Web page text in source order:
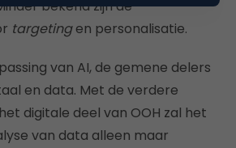
bekend zijn de
targetingen personalisatie.
van AI, de gemene delers
en data. Met de verdere
digitale deel van OOH zal het
van data alleen maar